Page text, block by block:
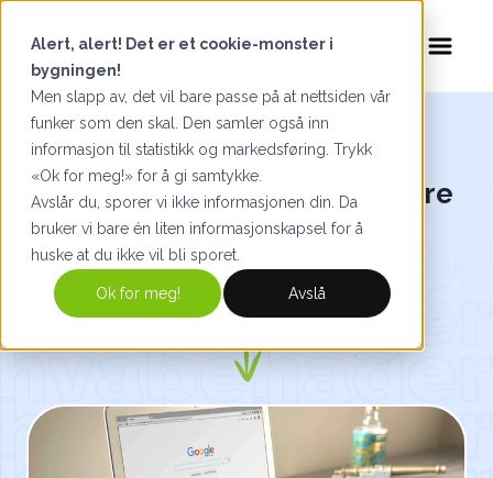
Alert, alert! Det er et cookie-monster i
bygningen!
Men slapp av, det vil bare passe på at nettsiden vår
funker som den skal. Den samler også inn
informasjon til statistikk og markedsføring. Trykk
«Ok for meg!» for å gi samtykke.
Avslår du, sporer vi ikke informasjonen din. Da
bruker vi bare én liten informasjonskapsel for å
huske at du ikke vil bli sporet.
Ok for meg! Avslå
Slik optimaliserer du
metainformasjonen for bedre
synlighet i Google